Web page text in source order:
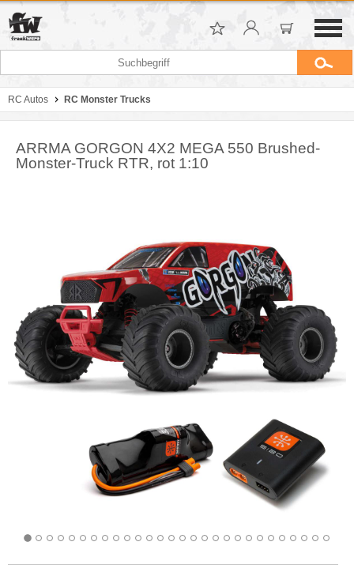
RC Autos RC Monster Trucks
ARRMA GORGON 4X2 MEGA 550 Brushed-
Monster-Truck RTR, rot 1:10